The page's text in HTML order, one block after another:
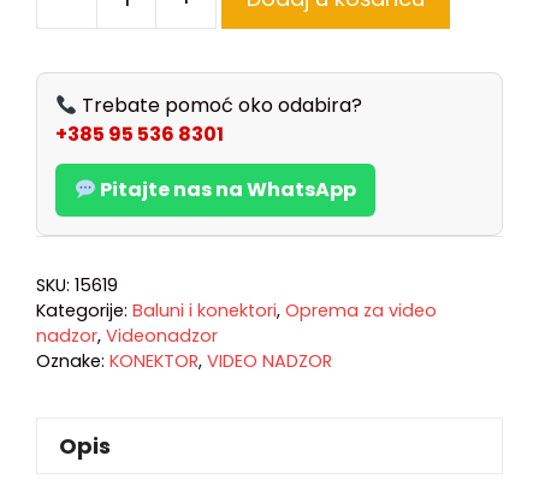
Trebate pomoć oko odabira?
+385 95 536 8301
Pitajte nas na WhatsApp
SKU: 15619
Kategorije: Baluni i konektori, Oprema za video
nadzor, Videonadzor
Oznake: KONEKTOR, VIDEO NADZOR
Opis